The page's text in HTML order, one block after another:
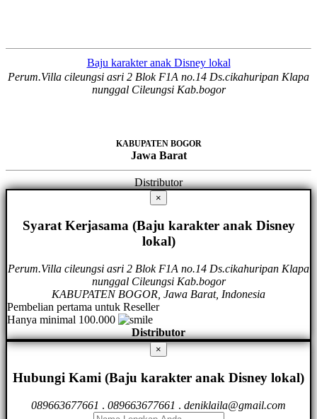
Baju karakter anak Disney lokal
Perum.Villa cileungsi asri 2 Blok F1A no.14 Ds.cikahuripan Klapa
nunggal Cileungsi Kab.bogor
KABUPATEN BOGOR
Jawa Barat
Distributor
×
Syarat Kerjasama (Baju karakter anak Disney
lokal)
Perum.Villa cileungsi asri 2 Blok F1A no.14 Ds.cikahuripan Klapa
nunggal Cileungsi Kab.bogor
KABUPATEN BOGOR, Jawa Barat, Indonesia
Pembelian pertama untuk Reseller
Hanya minimal 100.000
Distributor
×
Hubungi Kami (Baju karakter anak Disney lokal)
089663677661 . 089663677661 . deniklaila@gmail.com